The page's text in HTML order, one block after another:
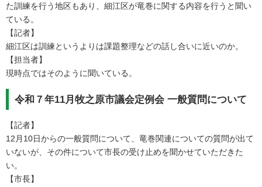
た訓練を行う地区もあり、細江区が竜巻に関する内容を行うと聞い
ている。
【記者】
細江区は訓練というよりは課題整理などの話し合いに近いのか。
【担当者】
現時点ではそのように聞いている。
令和７年11月牧之原市議会定例会 一般質問について
【記者】
12月10日からの一般質問について、竜巻関連についての質問が出て
いないが、その件について市長の受け止めを聞かせていただきた
い。
【市長】